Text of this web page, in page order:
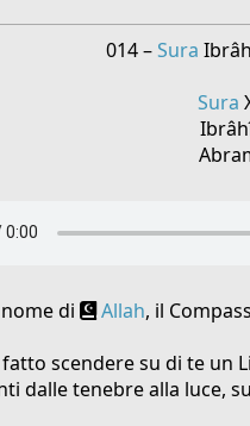
014 –Sura
Sura
di Allah, il
fatto scendere su di te
dalle tenebre alla luce,